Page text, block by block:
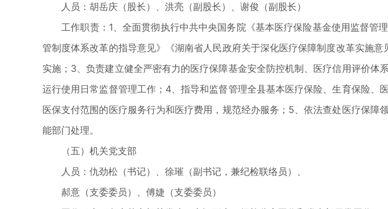
人员：胡岳庆（股长）、洪亮（副股长）、谢俊（副股长）
工作职责：1、全面贯彻执行中共中央国务院《基本医疗保险基金使用监督管
管制度体系改革的指导意见》《湖南省人民政府关于深化医疗保障制度改革实施
实施；3、负责建立健全严密有力的医疗保障基金安全防控机制、医疗信用评价
运行使用日常监督管理工作；4、指导和监督管理全县基本医疗保险、生育保险
医保支付范围的医疗服务行为和医疗费用，规范经办服务；5、依法查处医疗保
能部门处理。
（五）机关党支部
人员：仇劲松（书记）、徐璀（副书记，兼纪检联络员）、
郝意（支委委员）、傅婕（支委委员）